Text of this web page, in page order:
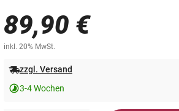
89,90 €
inkl. 20% MwSt.
zzgl. Versand
3-4 Wochen